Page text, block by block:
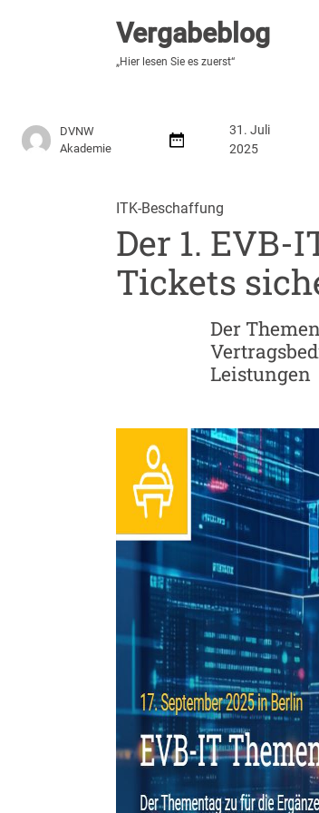
Vergabeblog
„Hier lesen Sie es zuerst“
Vergabeblog
„Hier lesen Sie es zuerst“
DVNW
Akademie
31. Juli
2025
ITK-Beschaffung
Der 1. EVB-
Tickets
Der
Leistungen